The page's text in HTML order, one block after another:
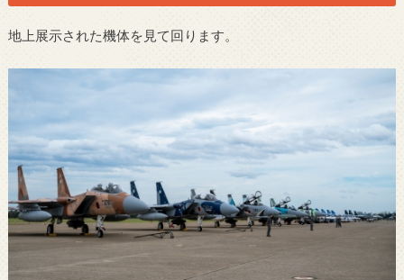
地上展示された機体を見て回ります。